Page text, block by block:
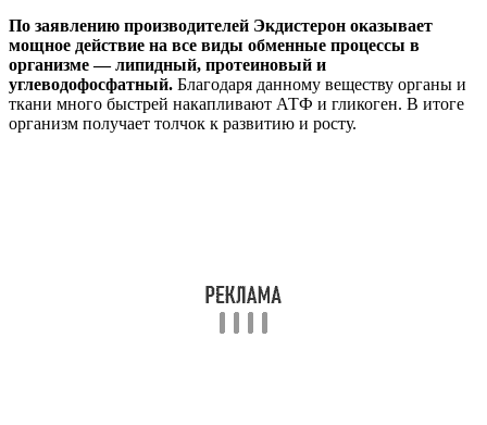
По заявлению производителей Экдистерон оказывает
мощное действие на все виды обменные процессы в
организме — липидный, протеиновый и
углеводофосфатный. Благодаря данному веществу органы и
ткани много быстрей накапливают АТФ и гликоген. В итоге
организм получает толчок к развитию и росту.